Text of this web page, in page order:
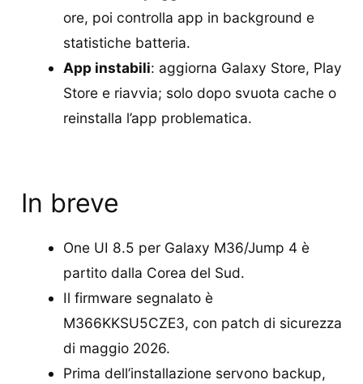
ore, poi controlla app in background e
statistiche batteria.
App instabili: aggiorna Galaxy Store, Play
Store e riavvia; solo dopo svuota cache o
reinstalla l’app problematica.
In breve
One UI 8.5 per Galaxy M36/Jump 4 è
partito dalla Corea del Sud.
Il firmware segnalato è
M366KKSU5CZE3, con patch di sicurezza
di maggio 2026.
Prima dell’installazione servono backup,